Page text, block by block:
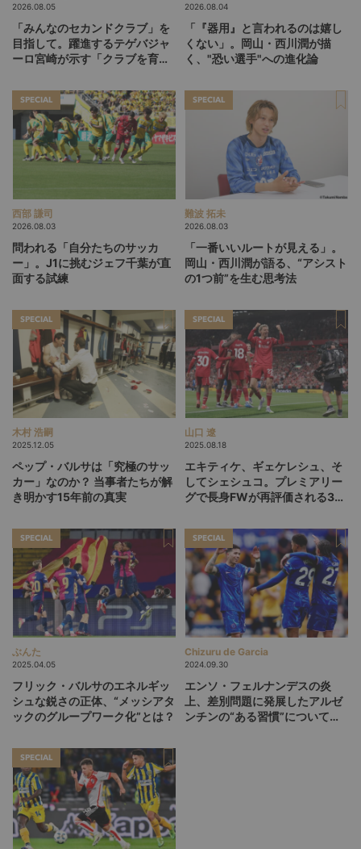
2026.08.05
「みんなのセカンドクラブ」を
目指して。躍進するテゲバジャ
ーロ宮崎が示す「クラブを育て
2026.08.04
「『器用』と言われるのは嬉し
くない」。岡山・西川潤が描
く、"恐い選手"への進化論
SPECIAL
西部 謙司
2026.08.03
問われる「自分たちのサッカ
ー」。J1に挑むジェフ千葉が直
面する試練
SPECIAL
難波 拓未
2026.08.03
「一番いいルートが見える」。
岡山・西川潤が語る、“アシスト
の1つ前”を生む思考法
SPECIAL
木村 浩嗣
2025.12.05
ペップ・バルサは「究極のサッ
カー」なのか？ 当事者たちが解
き明かす15年前の真実
SPECIAL
山口 遼
2025.08.18
エキティケ、ギェケレシュ、そ
してシェシュコ。プレミアリー
グで長身FWが再評価される3つ
SPECIAL
ぶんた
2025.04.05
フリック・バルサのエネルギッ
シュな鋭さの正体、“メッシアタ
ックのグループワーク化”とは？
SPECIAL
Chizuru de Garcia
2024.09.30
エンソ・フェルナンデスの炎
上、差別問題に発展したアルゼ
ンチンの“ある習慣”について考
SPECIAL